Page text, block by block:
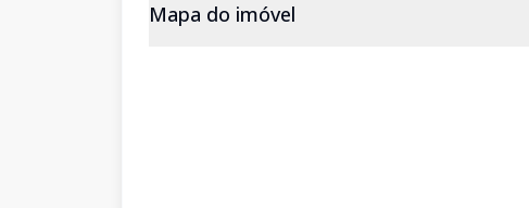
Mapa do imóvel